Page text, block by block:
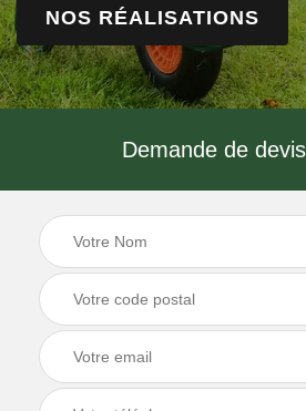
NOS RÉALISATIONS
Demande de